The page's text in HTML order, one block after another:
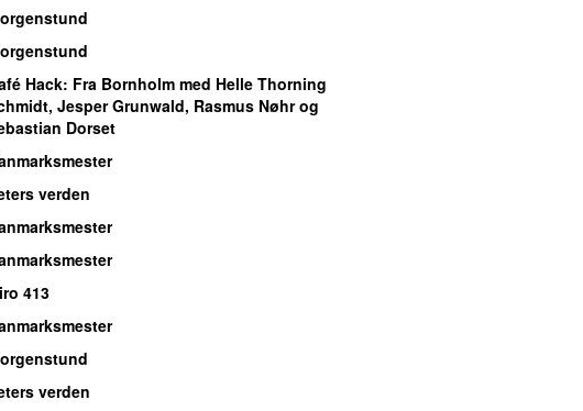
Hack: Fra Bornholm med Helle Thorning
Jesper Grunwald, Rasmus Nøhr og
Dorset
verden
413
verden